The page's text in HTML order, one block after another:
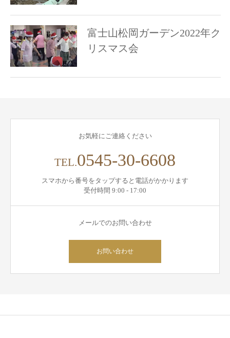
富士山松岡ガーデン2022年ク
リスマス会
お気軽にご連絡ください
TEL.0545-30-6608
スマホから番号をタップすると電話がかかります
受付時間 9:00 - 17:00
メールでのお問い合わせ
お問い合わせ